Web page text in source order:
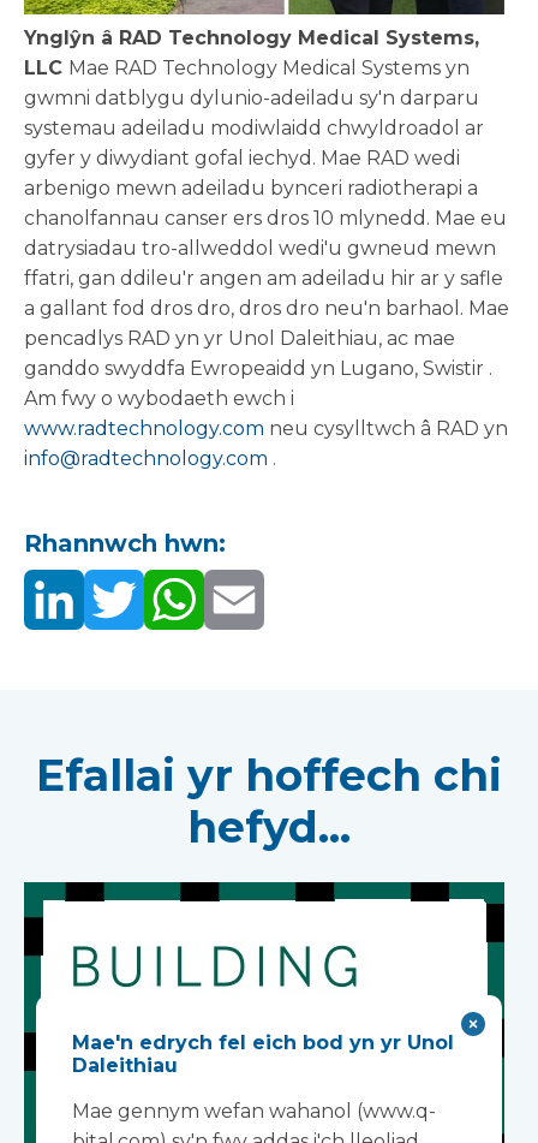
Ynglŷn â RAD Technology Medical Systems,
LLC Mae RAD Technology Medical Systems yn
gwmni datblygu dylunio-adeiladu sy'n darparu
systemau adeiladu modiwlaidd chwyldroadol ar
gyfer y diwydiant gofal iechyd. Mae RAD wedi
arbenigo mewn adeiladu bynceri radiotherapi a
chanolfannau canser ers dros 10 mlynedd. Mae eu
datrysiadau tro-allweddol wedi'u gwneud mewn
ffatri, gan ddileu'r angen am adeiladu hir ar y safle
a gallant fod dros dro, dros dro neu'n barhaol. Mae
pencadlys RAD yn yr Unol Daleithiau, ac mae
ganddo swyddfa Ewropeaidd yn Lugano, Swistir .
Am fwy o wybodaeth ewch i
www.radtechnology.com neu cysylltwch â RAD yn
info@radtechnology.com .
Rhannwch hwn:
Efallai yr hoffech chi
hefyd...
Mae'n edrych fel eich bod yn yr Unol
Daleithiau
Mae gennym wefan wahanol (www.q-